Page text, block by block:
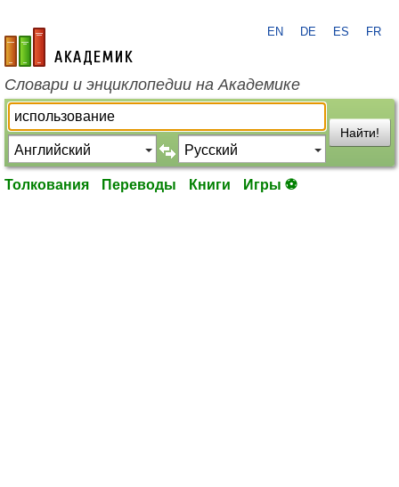
academic.ru
EN DE ES FR
Словари и энциклопедии на Академике
Найти!
Толкования Переводы Книги Игры ⚽